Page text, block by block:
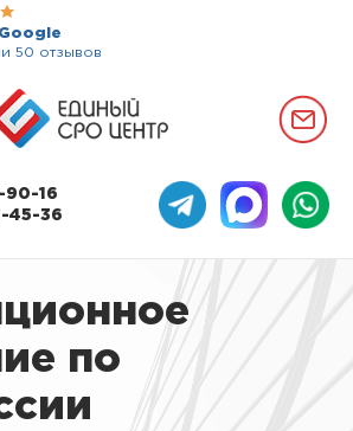
50 отзывов
90-16
45-36
по